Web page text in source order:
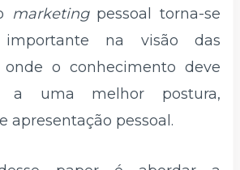
marketingpessoal torna-se
na visão das
onde o conhecimento deve
a uma melhor postura,
apresentação pessoal.